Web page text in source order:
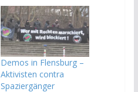
Demos in Flensburg –
Aktivisten contra
Spaziergänger